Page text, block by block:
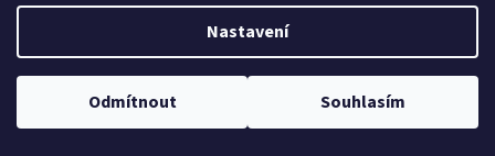
Nastavení
Odmítnout Souhlasím
Zdraví ze Srí Lanky
Vytvořil Shoptet